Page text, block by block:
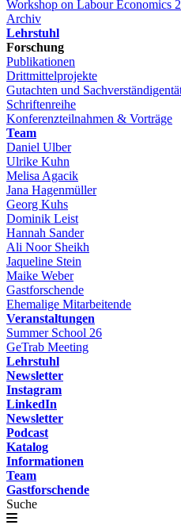
Workshop on Labour Economics
Archiv
Lehrstuhl
Forschung
Publikationen
Drittmittelprojekte
Gutachten und
Schriftenreihe
Konferenzteilnahmen & Vorträge
Team
Daniel Ulber
Ulrike Kuhn
Melisa Agacik
Jana Hagenmüller
Georg Kuhs
Dominik Leist
Hannah Sander
Ali Noor Sheikh
Jaqueline Stein
Maike Weber
Gastforschende
Ehemalige Mitarbeitende
Veranstaltungen
Summer School 26
GeTrab Meeting
Lehrstuhl
Newsletter
Instagram
LinkedIn
Newsletter
Podcast
Katalog
Informationen
Team
Gastforschende
Suche